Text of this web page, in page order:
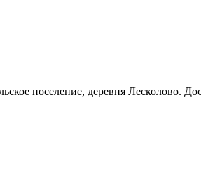
поселение, деревня Лесколово.